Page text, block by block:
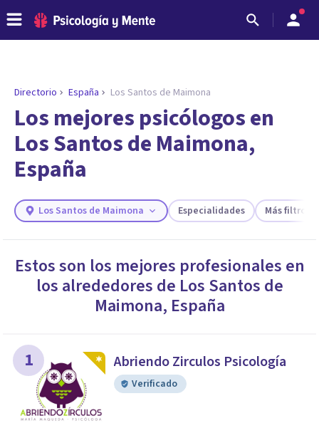
ENCONTRAR MI TERAPEUTA
¿Necesitas ayuda para encontrar el
psicólogo adecuado?
Responde a unas breves preguntas y te ofreceremos
los profesionales que más se ajustan a tus
necesidades.
Responder cuestionario
Directorio España Los Santos de Maimona
Los mejores psicólogos en
Los Santos de Maimona,
España
Los Santos de Maimona Especialidades Más filtros
Estos son los mejores profesionales en
los alrededores de Los Santos de
Maimona, España
1 Abriendo Zirculos Psicología
Verificado